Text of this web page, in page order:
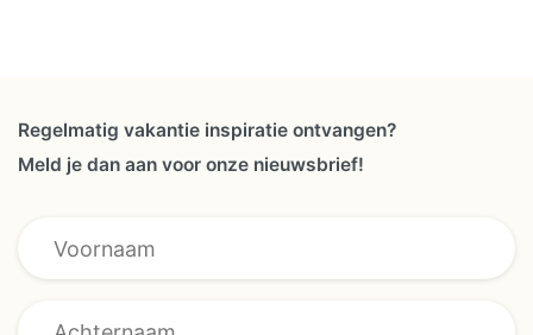
Regelmatig vakantie inspiratie ontvangen?
Meld je dan aan voor onze nieuwsbrief!